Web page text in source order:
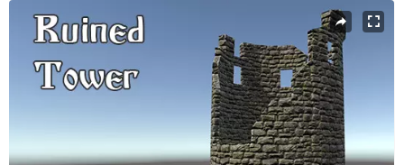
当前幻灯片：1 / 8